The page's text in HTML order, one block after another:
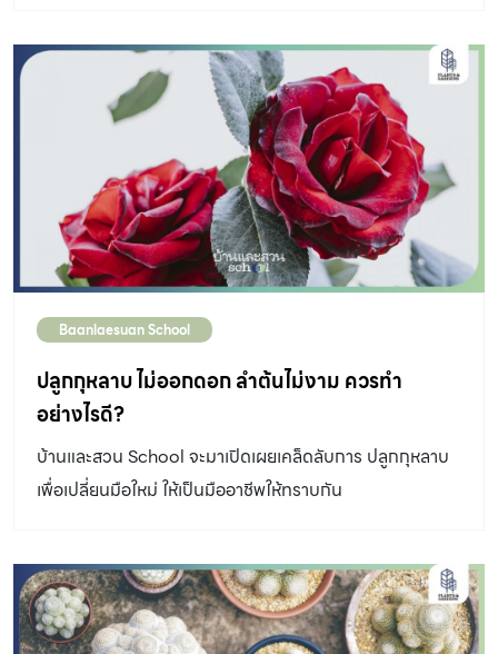
ทนไม่ว่าจะนําไปปลูกตรงไหนก็สร้างเสน่ห์ให้สวนดูน่าสนใจ ยิ่ง
ปลูกเลี้ยงง่ายด้วยก็ยิ่งเป็นที่ต้องการของนักปลูกเลี้ยงสายฮิ
ปสเตอร์ หากคุณเป็นคนหนึ่งที่ชื่นชอบไม้ประดับที่มีคุณสมบัติ
ดังกล่าว ชื่อของโอลีฟหรือมะกอกโอลีฟต้องอยู่ในลิสต์พรรณ
ไม้ของคุณอย่างแน่นอน โอลีฟมีชื่อวิทยาศาสตร์ว่า Olea
europaea L.ถิ่นกําเนิดอยู่ในแถบเมดิเตอร์เรเนียน ชื่อภาษา
ไทยเรียกทับศัพท์จากคําว่าOlive เป็นพรรณไม้ใน
วงศ์Oleaceae เช่นเดียวกับมะลิและกรรณิการ์ ซึ่งนิยมปลูก
สูง3-15เมตร ลําต้นกลม เปลือกต้นขรุขระสีน้ําตาลอมเทา ใบ
เดี่ยวออกตรงข้าม รูปรี โคนและปลายใบแหลม ขอบใบเรียบ สี
เขียวอมเทา ด้านล่างใบมีนวลสีขาว ดอกสีขาวออกเป็นช่อ
เปลี่ยนเป็นสีม่วงเข้มเกือบดํา มีรสชาติฝาดเฝื่อน นิยมนําไป
สกัดน้ํามันและกินผลเป็นอาหาร โอลีฟเป็นไม้ประดับที่ปลูก
สวยตลอดปี สามารถเติบโตได้ดีในดินทุกประเภท ชอบดินร่วน
หรือดินร่วนปนทราย แสงแดดจัด ทนแล้ง เคล็ดลับการดูแลก็
คือระวังอย่าให้น้ําจนดินแฉะเกินไป และไม่ควรมีน้ําขังในจาน
Baanlaesuan School
ปลูกกุหลาบ ไม่ออกดอก ลำต้นไม่งาม ควรทำ
อย่างไรดี?
บ้านและสวน School จะมาเปิดเผยเคล็ดลับการ ปลูกกุหลาบ
เพื่อเปลี่ยนมือใหม่ ให้เป็นมืออาชีพให้ทราบกัน